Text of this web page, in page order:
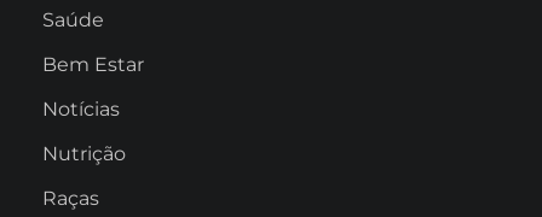
Saúde
Bem Estar
Notícias
Nutrição
Raças